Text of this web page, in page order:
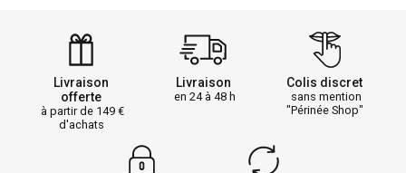
Livraison
offerte
à partir de 149
d'achats
Livraison
en 24 à 48 h
Colis discret
sans mention
"Périnée Shop"